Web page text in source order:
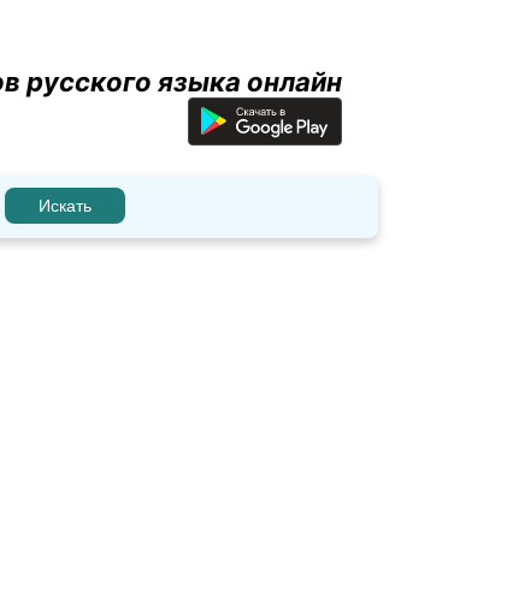
русского языка онлайн